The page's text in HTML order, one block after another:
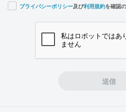
プライバシーポリシー及び利用規約を確認
送信